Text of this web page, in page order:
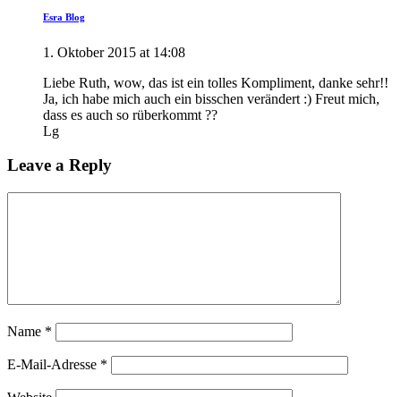
Esra Blog
1. Oktober 2015 at 14:08
Liebe Ruth, wow, das ist ein tolles Kompliment, danke sehr!!
Ja, ich habe mich auch ein bisschen verändert :) Freut mich,
dass es auch so rüberkommt ??
Lg
Leave a Reply
Name *
E-Mail-Adresse *